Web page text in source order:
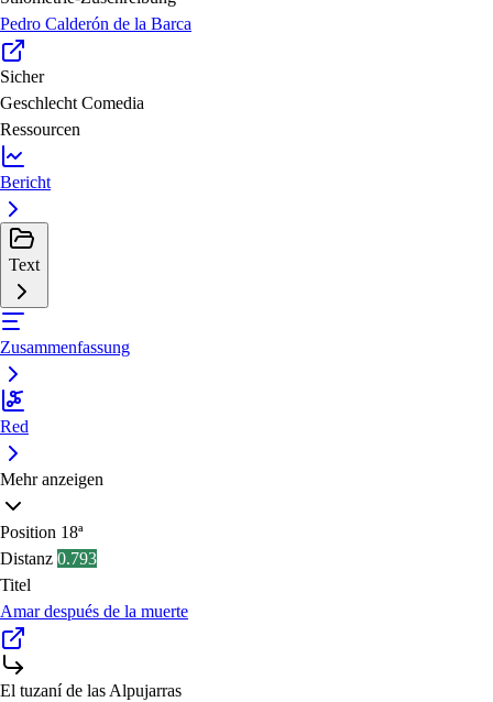
Pedro Calderón de la Barca
Sicher
Geschlecht Comedia
Ressourcen
Bericht
Text
Zusammenfassung
Red
Mehr anzeigen
Position 18ª
Distanz 0.793
Titel
Amar después de la muerte
El tuzaní de las Alpujarras